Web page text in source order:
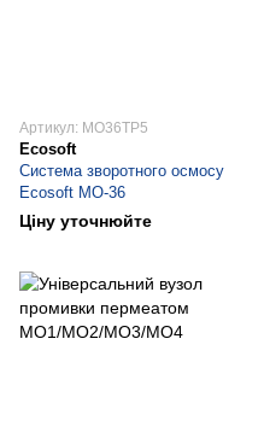
Артикул: MO36TP5
Ecosoft
Система зворотного осмосу
Ecosoft МО-36
Ціну уточнюйте